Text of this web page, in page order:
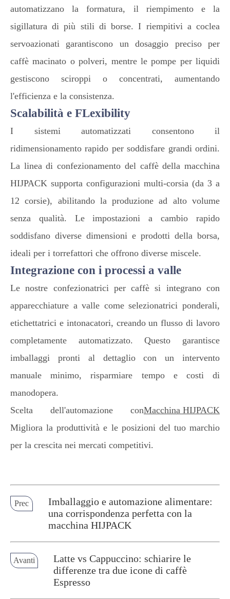
automatizzano la formatura, il riempimento e la
sigillatura di più stili di borse. I riempitivi a coclea
servoazionati garantiscono un dosaggio preciso per
caffè macinato o polveri, mentre le pompe per liquidi
gestiscono sciroppi o concentrati, aumentando
l'efficienza e la consistenza.
Scalabilità e FLexibility
I sistemi automatizzati consentono il
ridimensionamento rapido per soddisfare grandi ordini.
La linea di confezionamento del caffè della macchina
HIJPACK supporta configurazioni multi-corsia (da 3 a
12 corsie), abilitando la produzione ad alto volume
senza qualità. Le impostazioni a cambio rapido
soddisfano diverse dimensioni e prodotti della borsa,
ideali per i torrefattori che offrono diverse miscele.
Integrazione con i processi a valle
Le nostre confezionatrici per caffè si integrano con
apparecchiature a valle come selezionatrici ponderali,
etichettatrici e intonacatori, creando un flusso di lavoro
completamente automatizzato. Questo garantisce
imballaggi pronti al dettaglio con un intervento
manuale minimo, risparmiare tempo e costi di
manodopera.
Scelta dell'automazione conMacchina HIJPACK
Migliora la produttività e le posizioni del tuo marchio
per la crescita nei mercati competitivi.
Prec
Imballaggio e automazione alimentare:
una corrispondenza perfetta con la
macchina HIJPACK
Avanti
Latte vs Cappuccino: schiarire le
differenze tra due icone di caffè
Espresso